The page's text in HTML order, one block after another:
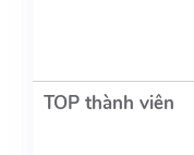
TOP thành viên